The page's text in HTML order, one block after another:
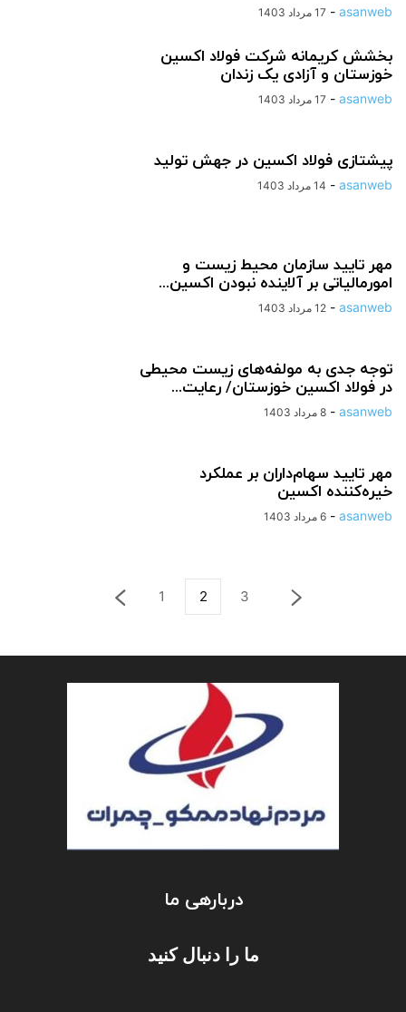
asanweb
- 17 مرداد 1403
بخشش کریمانه شرکت فولاد اکسین
خوزستان و آزادی یک زندان
asanweb
- 17 مرداد 1403
پیشتازی فولاد اکسین در جهش تولید
asanweb
- 14 مرداد 1403
مهر تایید سازمان محیط زیست و
امورمالیاتی بر آلاینده نبودن اکسین...
asanweb
- 12 مرداد 1403
توجه جدی به مولفه‌های زیست محیطی
در فولاد اکسین خوزستان/ رعایت...
asanweb
- 8 مرداد 1403
مهر تایید سهام‌داران بر عملکرد
خیره‌کننده اکسین
asanweb
- 6 مرداد 1403
1 2 3
دربارهی ما
ما را دنبال کنید